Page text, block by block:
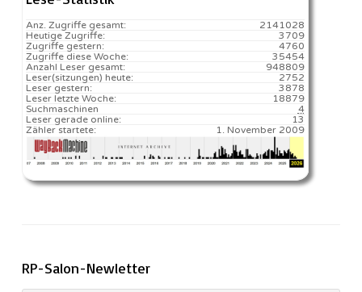
2141028
Anz. Zugriffe gesamt:
3709
Heutige Zugriffe:
4760
Zugriffe gestern:
35454
Zugriffe diese Woche:
948809
Anzahl Leser gesamt:
2752️
Leser(sitzungen) heute:
3878
Leser gestern:
18879️
Leser letzte Woche:
4
Suchmaschinen
13
Leser gerade online:
1. November 2009
Zähler startete:
RP-Salon-Newletter